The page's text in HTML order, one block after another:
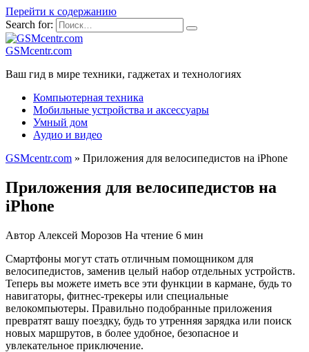
Перейти к содержанию
Search for:
GSMcentr.com
Ваш гид в мире техники, гаджетах и технологиях
Компьютерная техника
Мобильные устройства и аксессуары
Умный дом
Аудио и видео
GSMcentr.com » Приложения для велосипедистов на iPhone
Приложения для велосипедистов на
iPhone
Автор Алексей Морозов На чтение 6 мин
Смартфоны могут стать отличным помощником для
велосипедистов, заменив целый набор отдельных устройств.
Теперь вы можете иметь все эти функции в кармане, будь то
навигаторы, фитнес-трекеры или специальные
велокомпьютеры. Правильно подобранные приложения
превратят вашу поездку, будь то утренняя зарядка или поиск
новых маршрутов, в более удобное, безопасное и
увлекательное приключение.